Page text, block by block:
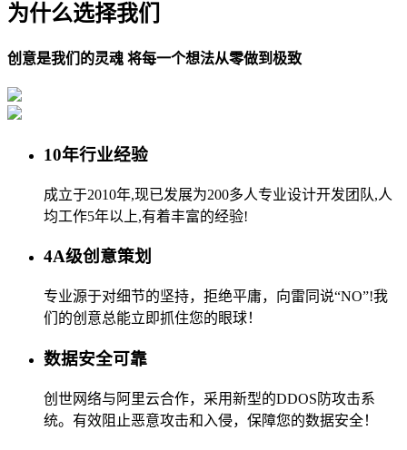
为什么选择我们
创意是我们的灵魂 将每一个想法从零做到极致
10年行业经验
成立于2010年,现已发展为200多人专业设计开发团队,人
均工作5年以上,有着丰富的经验!
4A级创意策划
专业源于对细节的坚持，拒绝平庸，向雷同说“NO”!我
们的创意总能立即抓住您的眼球！
数据安全可靠
创世网络与阿里云合作，采用新型的DDOS防攻击系
统。有效阻止恶意攻击和入侵，保障您的数据安全！